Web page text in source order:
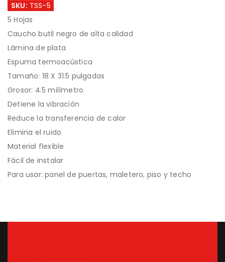
SKU: TSS-5
5 Hojas
Caucho butil negro de alta calidad
Lámina de plata
Espuma termoacústica
Tamaño: 18 X 31.5 pulgadas
Grosor: 4.5 milímetro
Detiene la vibración
Reduce la transferencia de calor
Elimina el ruido
Material flexible
Fácil de instalar
Para usar: panel de puertas, maletero, piso y techo